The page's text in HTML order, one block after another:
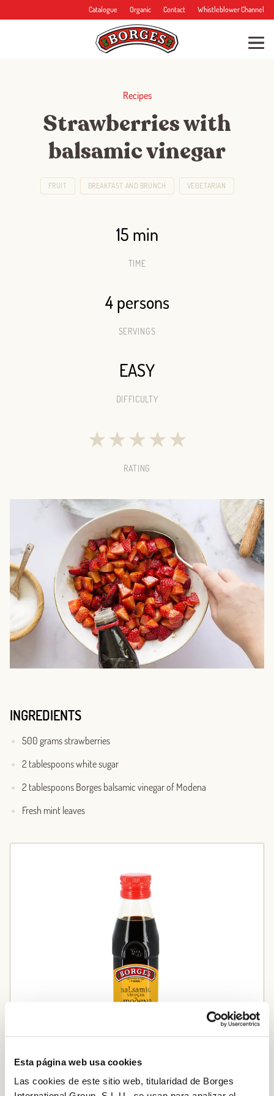
Esta página web usa cookies
Las cookies de este sitio web, titularidad de Borges
Catalogue Organic Contact Whistleblower Channel
Recipes
Strawberries with
balsamic vinegar
FRUIT BREAKFAST AND BRUNCH VEGETARIAN
15 min
TIME
4 persons
SERVINGS
EASY
DIFFICULTY
★★★★★
RATING
INGREDIENTS
500 grams strawberries
2 tablespoons white sugar
2 tablespoons Borges balsamic vinegar of Modena
Fresh mint leaves